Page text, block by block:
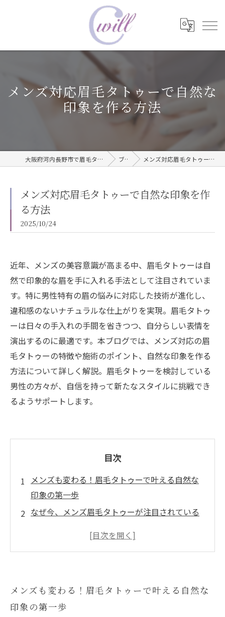
メンズ対応眉毛タトゥーで自然な
印象を作る方法
大阪府河内長野市で眉毛タトゥーならwill care サロン ブログ メンズ対応眉毛タトゥーで自然な印象を作る方法
メンズ対応眉毛タトゥーで自然な印象を作
る方法
2025/10/24
近年、メンズの美容意識が高まる中、眉毛タトゥーは自
然で印象的な眉を手に入れる手法として注目されていま
す。特に男性特有の眉の悩みに対応した技術が進化し、
違和感のないナチュラルな仕上がりを実現。眉毛タトゥ
ーは日々の手入れの手間を省きつつ、自分らしい表情を
演出するのに最適です。本ブログでは、メンズ対応の眉
毛タトゥーの特徴や施術のポイント、自然な印象を作る
方法について詳しく解説。眉毛タトゥーを検討している
男性の方々が、自信を持って新たなスタイルに挑戦でき
るようサポートします。
目次
メンズも変わる！眉毛タトゥーで叶える自然な
印象の第一歩
なぜ今、メンズ眉毛タトゥーが注目されている
施術のポイント解説：違和感ゼロの自然な眉毛
自分らしい表情を演出しよう
眉毛タトゥーで印象アップ！自然な仕上がりで
メンズも変わる！眉毛タトゥーで叶える自然な
印象の第一歩